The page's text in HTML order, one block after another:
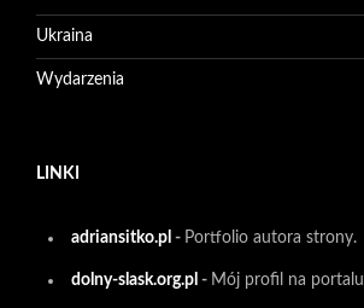
Ukraina
Wydarzenia
LINKI
adriansitko.pl - Portfolio autora strony.
dolny-slask.org.pl - Mój profil na